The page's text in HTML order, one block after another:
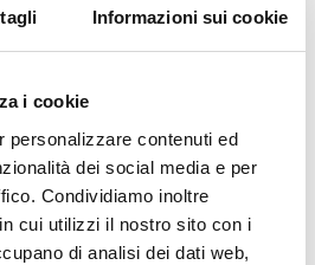
Informazioni sui cookie
i cookie
personalizzare contenuti ed
dei social media e per
Condividiamo inoltre
cui utilizzi il nostro sito con i
di analisi dei dati web,
conseguente aderenza
difrenata.
.. I MIGLIORI
IL MAL